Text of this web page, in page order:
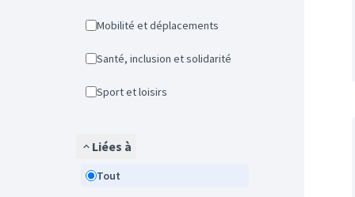
Mobilité et déplacements
Santé, inclusion et solidarité
Sport et loisirs
Liées à
Tout